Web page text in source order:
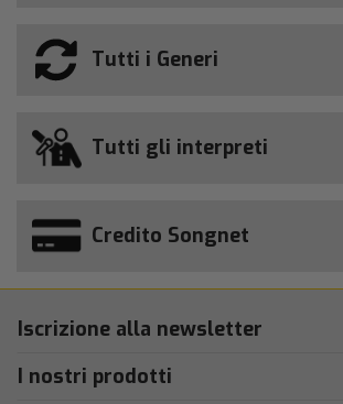
Tutti i Generi
Tutti gli interpreti
Credito Songnet
Iscrizione alla newsletter
I nostri prodotti